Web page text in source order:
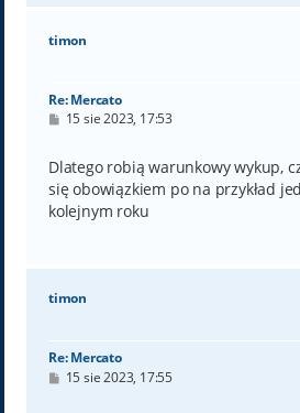
timon
Re: Mercato
P
t
15 sie 2023, 17:53
Dlatego robią warunkowy wykup,
się obowiązkiem po na przykład
kolejnym roku
timon
Re: Mercato
P15 sie 2023, 17:55